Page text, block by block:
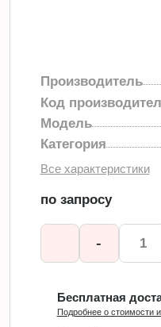
Производитель
Код
Модель
Категория
Все характеристики
по запросу
-
Бесплатная
Подробнее о стоимости